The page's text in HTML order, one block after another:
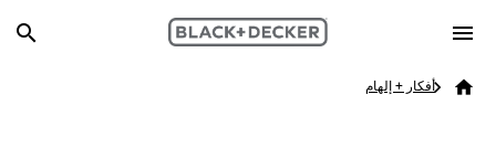
Skip to main content
Search
Breadcrumb
أفكار + إلهام